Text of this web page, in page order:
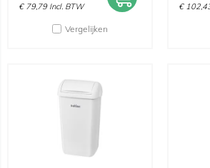
€ 79,79 Incl. BTW
Vergelijken
€